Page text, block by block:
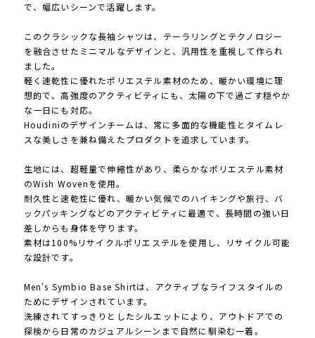
で、幅広いシーンで活躍します。
このクラシックな長袖シャツは、テーラリングとテクノロジー
を融合させたミニマルなデザインと、汎用性を重視して作られ
ました。
軽く速乾性に優れたポリエステル素材のため、暖かい環境に理
想的で、高強度のアクティビティにも、太陽の下で過ごす穏やか
な一日にも対応。
Houdiniのデザインチームは、常に多面的な機能性とタイムレ
スな美しさを兼ね備えたプロダクトを追求しています。
生地には、超軽量で伸縮性があり、柔らかなポリエステル素材
のWish Wovenを使用。
耐久性と速乾性に優れ、暖かい気候でのハイキングや旅行、バ
ックパッキングなどのアクティビティに最適で、長時間の強い日
差しからも身体を守ります。
素材は100%リサイクルポリエステルを使用し、リサイクル可能
な設計です。
Men's Symbio Base Shirtは、アクティブなライフスタイルの
ためにデザインされています。
洗練されてすっきりとしたシルエットにより、アウトドアでの
探検から日常のカジュアルシーンまで自然に馴染む一着。